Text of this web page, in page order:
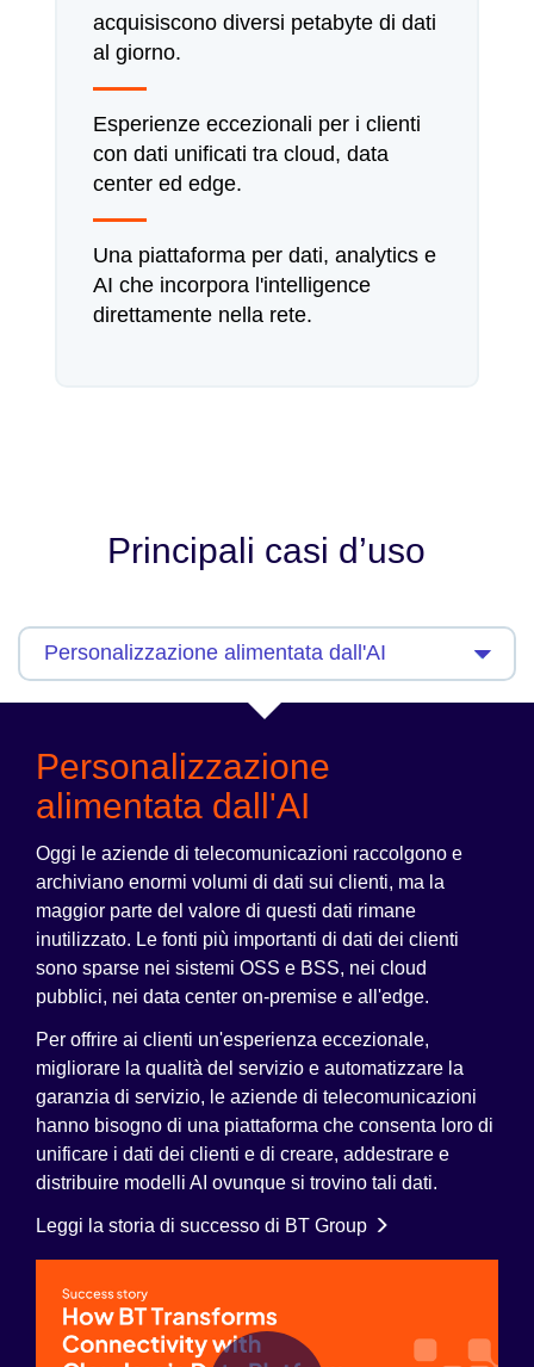
acquisiscono diversi petabyte di dati
al giorno.
Esperienze eccezionali per i clienti
con dati unificati tra cloud, data
center ed edge.
Una piattaforma per dati, analytics e
AI che incorpora l'intelligence
direttamente nella rete.
Principali casi d’uso
Personalizzazione
alimentata dall'AI
Oggi le aziende di telecomunicazioni raccolgono e
archiviano enormi volumi di dati sui clienti, ma la
maggior parte del valore di questi dati rimane
inutilizzato. Le fonti più importanti di dati dei clienti
sono sparse nei sistemi OSS e BSS, nei cloud
pubblici, nei data center on-premise e all'edge.
Per offrire ai clienti un'esperienza eccezionale,
migliorare la qualità del servizio e automatizzare la
garanzia di servizio, le aziende di telecomunicazioni
hanno bisogno di una piattaforma che consenta loro di
unificare i dati dei clienti e di creare, addestrare e
distribuire modelli AI ovunque si trovino tali dati.
Leggi la storia di successo di BT Group